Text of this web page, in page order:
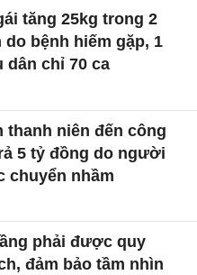
tăng 25kg trong 2
do bệnh hiếm gặp, 1
dân chỉ 70 ca
thanh niên đến công
5 tỷ đồng do người
chuyển nhầm
phải được quy
đảm bảo tầm nhìn